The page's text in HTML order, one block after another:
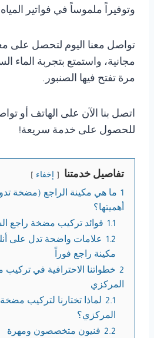
وتوفيراً ملموساً في فواتير
تواصل معنا اليوم لتحصل على
مجانية، واستمتع بتجربة الماء
مرة تفتح فيها الصنبور.
اتصل بنا الآن على الهاتف أو
للحصول على خدمة سريعة!
تفاصيل خدمتنا إخفاء
1
ما هي مكينة الراجع (مضخة
أهميتها؟
1.1
فوائد تركيب مضخة راجع
1.2
علامات واضحة تدل على
مكينة راجع فوراً
2 خطواتنا الاحترافية في
المركزي
2.1 لماذا تختارنا لتركيب
المركزي؟
2.2 فنيون متخصصون ومهرة